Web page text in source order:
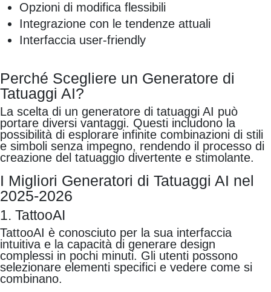
Opzioni di modifica flessibili
Integrazione con le tendenze attuali
Interfaccia user-friendly
Perché Scegliere un Generatore di
Tatuaggi AI?
La scelta di un generatore di tatuaggi AI può
portare diversi vantaggi. Questi includono la
possibilità di esplorare infinite combinazioni di stili
e simboli senza impegno, rendendo il processo di
creazione del tatuaggio divertente e stimolante.
I Migliori Generatori di Tatuaggi AI nel
2025-2026
1. TattooAI
TattooAI è conosciuto per la sua interfaccia
intuitiva e la capacità di generare design
complessi in pochi minuti. Gli utenti possono
selezionare elementi specifici e vedere come si
combinano.